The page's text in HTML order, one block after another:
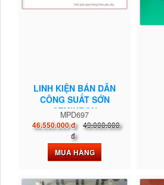
LINH KIỆN BÁN DẪN
CÔNG SUẤT SỚN
SEMIKRON
MPD697
46.550.000 đ
49.000.000
đ
MUA HÀNG